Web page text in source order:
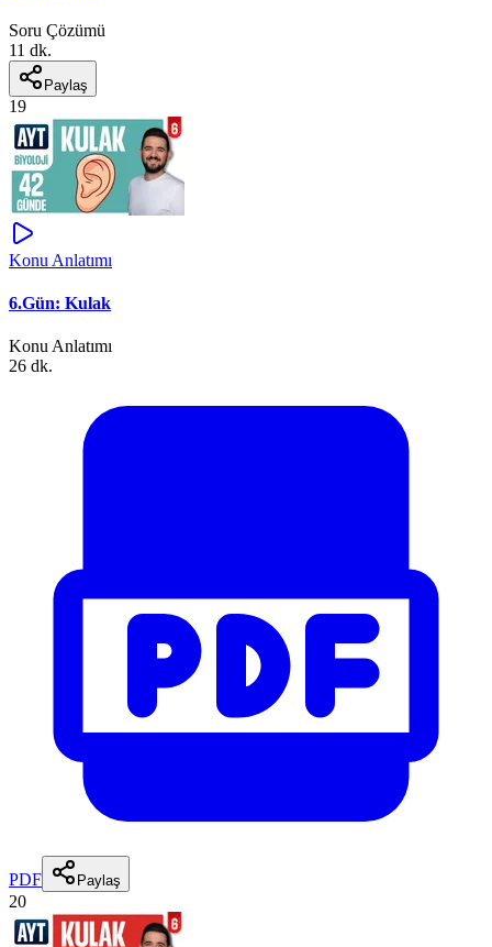
Soru Çözümü
11 dk.
Paylaş
19
Konu Anlatımı
6.Gün: Kulak
Konu Anlatımı
26 dk.
PDF Paylaş
20